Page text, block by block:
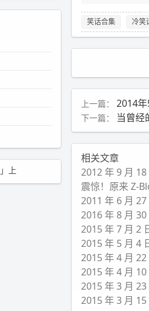
笑话合集 冷笑
上一篇： 2014
下一篇： 当曾经
相关文章
2012 年 9 月
震惊！原来 Z-
2011 年 6 月
2016 年 8 月
2015 年 7 月 2
2015 年 5 月 4
2015 年 4 月
2015 年 4 月
2015 年 3 月
2015 年 3 月
」上